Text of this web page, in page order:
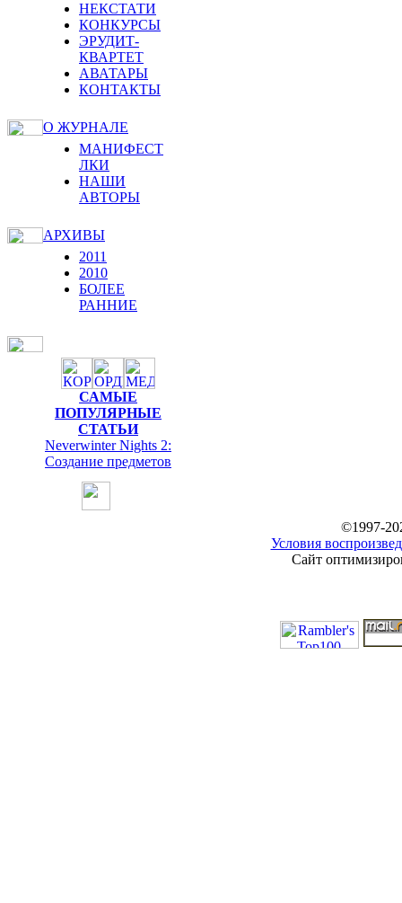
НЕКСТАТИ
КОНКУРСЫ
ЭРУДИТ-
КВАРТЕТ
АВАТАРЫ
КОНТАКТЫ
О ЖУРНАЛЕ
МАНИФЕСТ
ЛКИ
НАШИ
АВТОРЫ
АРХИВЫ
2011
2010
БОЛЕЕ
РАННИЕ
САМЫЕ
ПОПУЛЯРНЫЕ
СТАТЬИ
Neverwinter Nights 2:
Cоздание предметов
©1997-
Условия
Сайт